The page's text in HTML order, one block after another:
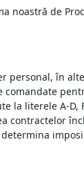
noastră de
în
literele A-D,
contractelor